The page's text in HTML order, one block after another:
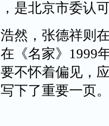
是北京市委认
，张德祥则
《名家》1999
不怀着偏见，
下了重要一页